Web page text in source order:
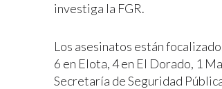
investiga la FGR.
Los asesinatos están
6 en Elota, 4 en El Dorado, 1
Secretaría de Seguridad